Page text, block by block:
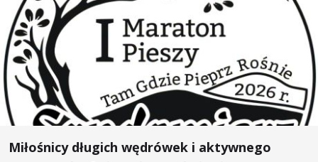
Miłośnicy długich wędrówek i aktywnego